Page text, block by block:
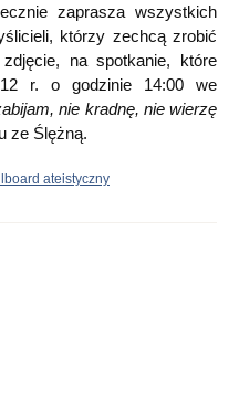
zaprasza wszystkich
którzy zechcą zrobić
na spotkanie, które
r. o godzinie 14:00 we
nie kradnę, nie wierzę
ze Ślężną.
ateistyczny